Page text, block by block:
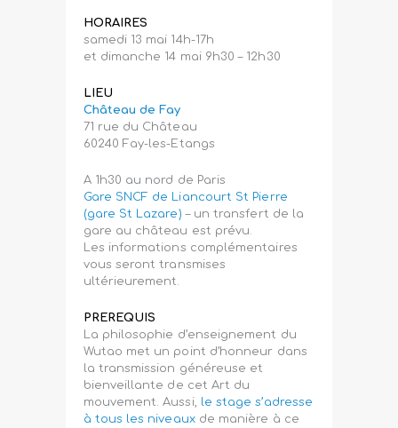
HORAIRES
samedi 13 mai 14h-17h
et dimanche 14 mai 9h30 – 12h30
LIEU
Château de Fay
71 rue du Château
60240 Fay-les-Etangs
A 1h30 au nord de Paris
Gare SNCF de Liancourt St Pierre
(gare St Lazare) – un transfert de la
gare au château est prévu.
Les informations complémentaires
vous seront transmises
ultérieurement.
PREREQUIS
La philosophie d’enseignement du
Wutao met un point d’honneur dans
la transmission généreuse et
bienveillante de cet Art du
mouvement. Aussi, le stage s’adresse
à tous les niveauxde manière à ce